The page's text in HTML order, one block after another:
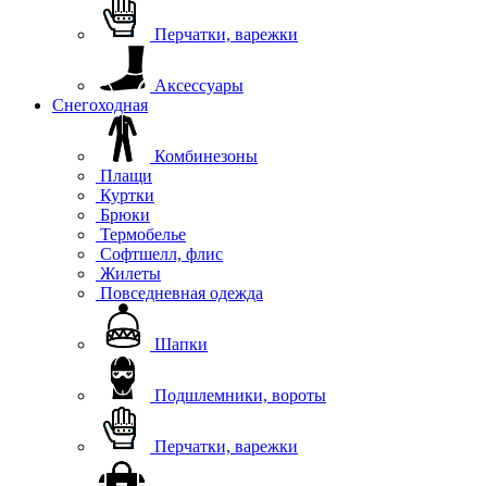
Перчатки, варежки
Аксессуары
Снегоходная
Комбинезоны
Плащи
Куртки
Брюки
Термобелье
Софтшелл, флис
Жилеты
Повседневная одежда
Шапки
Подшлемники, вороты
Перчатки, варежки